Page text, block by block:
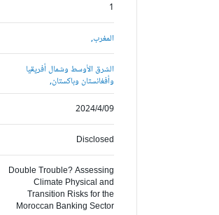
1
المغرب,
الشرق الأوسط وشمال أفريقيا
وأفغانستان وباكستان,
2024/4/09
Disclosed
Double Trouble? Assessing
Climate Physical and
Transition Risks for the
Moroccan Banking Sector